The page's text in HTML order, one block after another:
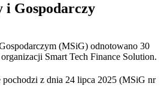
i Gospodarczy
(MSiG) odnotowano 30
Smart Tech Finance Solution.
z dnia 24 lipca 2025 (MSiG nr